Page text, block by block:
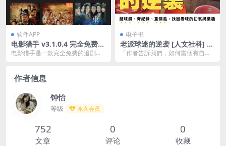
软件APP
电影猎手 v3.1.0.4 完全免费的
追剧软件，去广告版
电影猎手是一款完全免费的追剧软
电子书
老派球迷的逆袭 [ 人文社科] [p
df+全格式]
「作者告訴我們，如何當個有自主
作者信息
钟怡
等级 永久会员
752
文章
0
评论
0
收藏